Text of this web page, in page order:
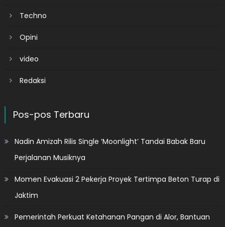
Techno
Opini
video
Redaksi
Pos-pos Terbaru
Nadin Amizah Rilis Single ‘Moonlight’ Tandai Babak Baru
Perjalanan Musiknya
Momen Evakuasi 2 Pekerja Proyek Tertimpa Beton Turap di
Jaktim
Pemerintah Perkuat Ketahanan Pangan di Alor, Bantuan